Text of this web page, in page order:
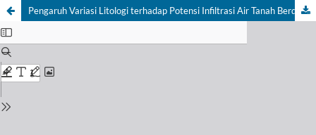
Pengaruh Variasi Litologi terhadap Potensi Infiltrasi Air Tanah Berdasarkan Analisis Peta FFD di Daerah Gumelar dan Sekitarnya, Kabupaten Banyumas, Provinsi Jawa Tengah